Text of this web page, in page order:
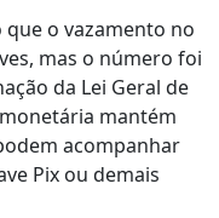
o vazamento no
mas o número foi
da Lei Geral de
mantém
acompanhar
Pix ou demais